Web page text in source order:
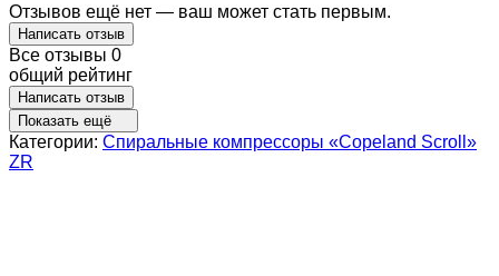
Отзывов ещё нет — ваш может стать первым.
Написать отзыв
Все отзывы 0
общий рейтинг
Написать отзыв
Показать ещё
Категории: Спиральные компрессоры «Copeland Scroll»
ZR